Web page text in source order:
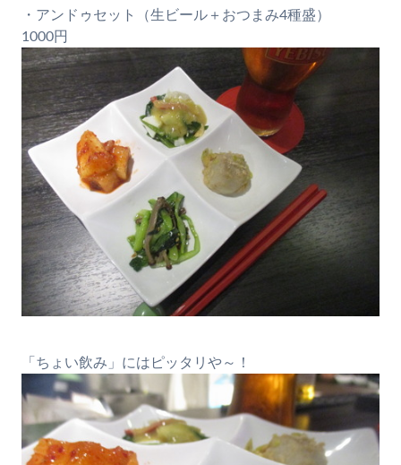
・アンドゥセット（生ビール＋おつまみ4種盛）
1000円
「ちょい飲み」にはピッタリや～！